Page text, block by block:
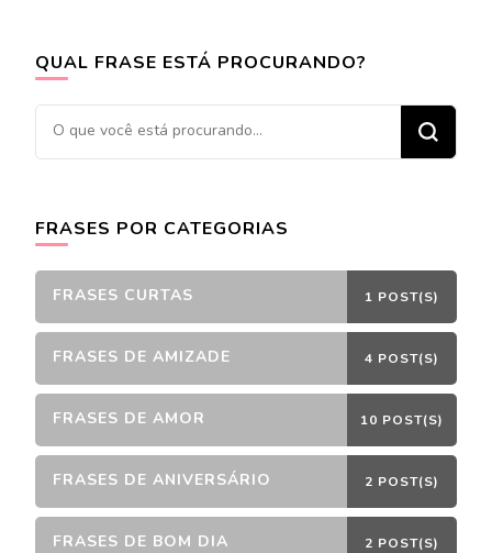
QUAL FRASE ESTÁ PROCURANDO?
Procurando
algo?
FRASES POR CATEGORIAS
FRASES CURTAS 1 POST(S)
FRASES DE AMIZADE 4 POST(S)
FRASES DE AMOR 10 POST(S)
FRASES DE ANIVERSÁRIO 2 POST(S)
FRASES DE BOM DIA 2 POST(S)